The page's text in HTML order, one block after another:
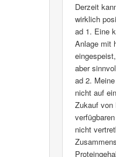
Derzeit
wirklich
ad 1. Eine
Anlage mit
aber
ad 2.
nicht auf
Zukauf von
nicht